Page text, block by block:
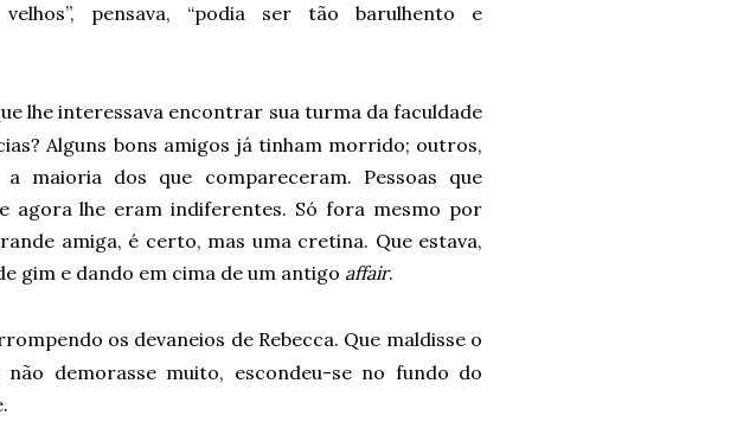
pensava, “podia ser tão barulhento e
lhe interessava encontrar sua turma da faculdade
Alguns bons amigos já tinham morrido; outros,
maioria dos que compareceram. Pessoas que
agora lhe eram indiferentes. Só fora mesmo por
amiga, é certo, mas uma cretina. Que estava,
gim e dando em cima de um antigo affair.
os devaneios de Rebecca. Que maldisse o
demorasse muito, escondeu-se no fundo do